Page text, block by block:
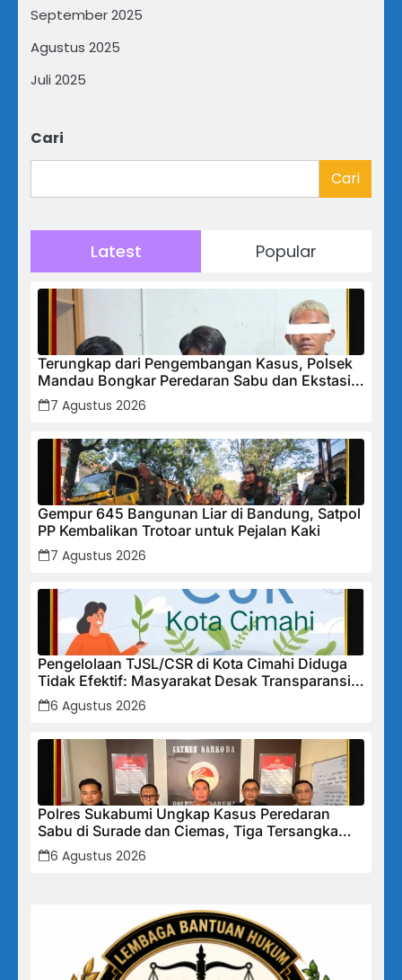
September 2025
Agustus 2025
Juli 2025
Cari
Cari
Latest Popular
Terungkap dari Pengembangan Kasus, Polsek
Mandau Bongkar Peredaran Sabu dan Ekstasi
di Air Jamban, Tiga Pelaku Diamankan
7 Agustus 2026
Gempur 645 Bangunan Liar di Bandung, Satpol
PP Kembalikan Trotoar untuk Pejalan Kaki
7 Agustus 2026
Pengelolaan TJSL/CSR di Kota Cimahi Diduga
Tidak Efektif: Masyarakat Desak Transparansi
Penuh dan Perbaikan Sistem
6 Agustus 2026
Polres Sukabumi Ungkap Kasus Peredaran
Sabu di Surade dan Ciemas, Tiga Tersangka
Diamankan
6 Agustus 2026